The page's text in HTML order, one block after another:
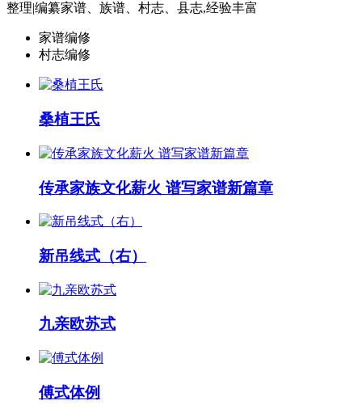
整理|编纂家谱、族谱、村志、县志,经验丰富
家谱编修
村志编修
桑植王氏
传承家族文化薪火 谱写家谱新篇章
新吊线式（右）
九亲欧苏式
傅式体例